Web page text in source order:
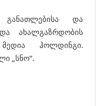
განათლებისა და
ახალგაზრდობის
ჰოლდინგი.
„სნო“.